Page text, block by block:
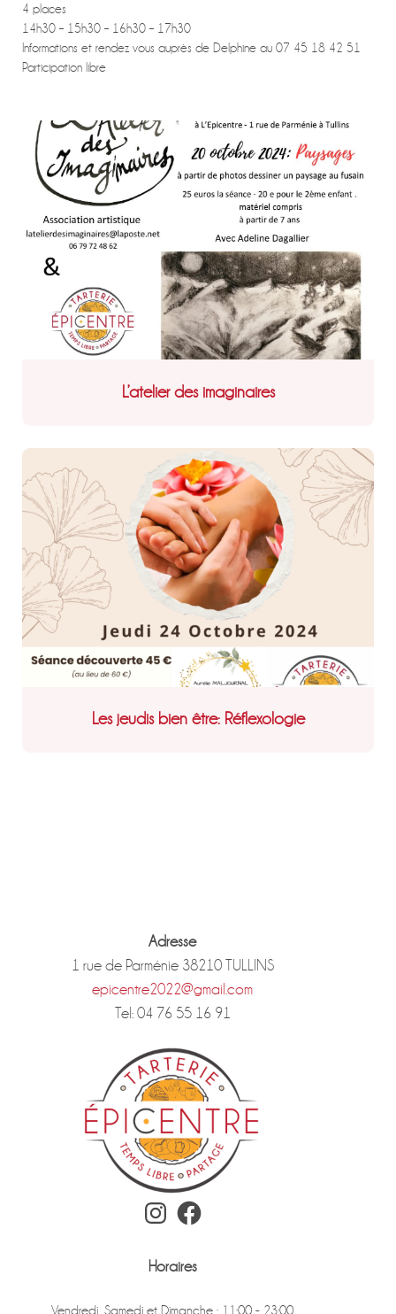
4 places
14h30 – 15h30 – 16h30 – 17h30
Informations et rendez vous auprès de Delphine au 07 45 18 42 51
Participation libre
L’atelier des imaginaires
Les jeudis bien être: Réflexologie
Adresse
1 rue de Parménie 38210 TULLINS
epicentre2022@gmail.com
Tel: 04 76 55 16 91
Instagram Facebook
Horaires
Vendredi, Samedi et Dimanche : 11:00 - 23:00